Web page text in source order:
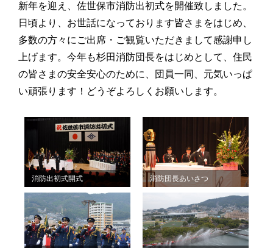
新年を迎え、佐世保市消防出初式を開催致しました。
日頃より、お世話になっております皆さまをはじめ、
多数の方々にご出席・ご観覧いただきまして感謝申し
上げます。今年も杉田消防団長をはじめとして、住民
の皆さまの安全安心のために、団員一同、元気いっぱ
い頑張ります！どうぞよろしくお願いします。
消防出初式開式 消防団長あいさつ